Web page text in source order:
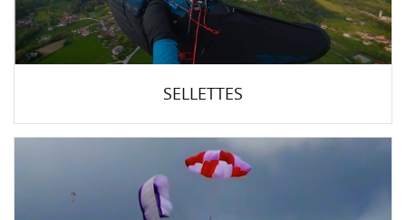
SELLETTES